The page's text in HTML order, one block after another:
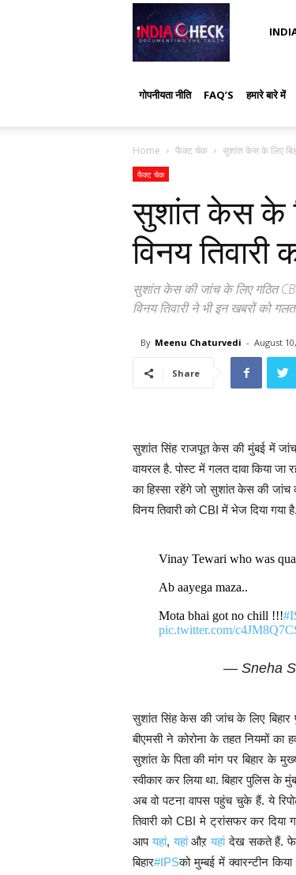
IndiaCheck
गोपनीयता नीति FAQ’S हमारे बारे में
Home फैक्ट चेक सुशांत केस के लिए
फैक्ट चेक
सुशांत केस के
विनय
सुशांत केस की जांच के लिए गठित
विनय तिवारी ने भी इन खबरों को
By Meenu Chaturvedi - August
Share
सुशांत सिंह राजपूत केस की मुंबई में जांच
वायरल है. पोस्ट में गलत दावा किया
का हिस्सा रहेंगे जो सुशांत केस की जांच
विनय तिवारी को CBI में भेज दिया गया
Vinay Tewari who was
Ab aayega maza..
Mota bhai got no chill !!!
pic.twitter.com/
— Sneha
सुशांत सिंह केस की जांच के लिए बिहार
बीएमसी ने कोरोना के तहत नियमों का
सुशांत के पिता की मांग पर बिहार के
स्वीकार कर लिया था. बिहार पुलिस के
अब वो पटना वापस पहुंच चुके हैं. ये
तिवारी को CBI मे ट्रांसफर कर
आपयहां,यहांऔऱयहांदेख सकते हैं.
बिहार#IPSको मुम्बई में क्वारन्टीन